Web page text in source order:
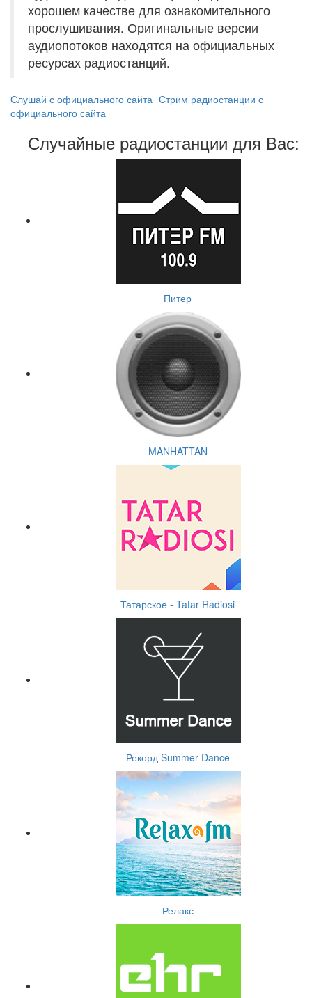
хорошем качестве для ознакомительного
прослушивания. Оригинальные версии
аудиопотоков находятся на официальных
ресурсах радиостанций.
Слушай с официального сайта Стрим радиостанции с
официального сайта
Случайные радиостанции для Вас:
Питер
MANHATTAN
Татарское - Tatar Radiosi
Рекорд Summer Dance
Релакс